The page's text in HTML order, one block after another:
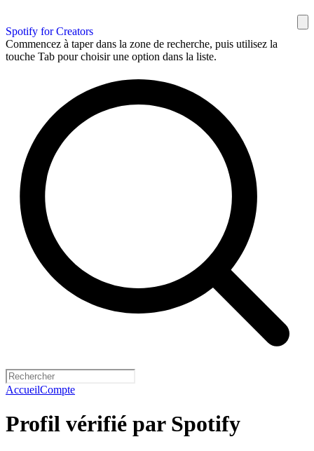
Spotify for Creators
Commencez à taper dans la zone de recherche, puis utilisez la
touche Tab pour choisir une option dans la liste.
AccueilCompte
Profil vérifié par Spotify